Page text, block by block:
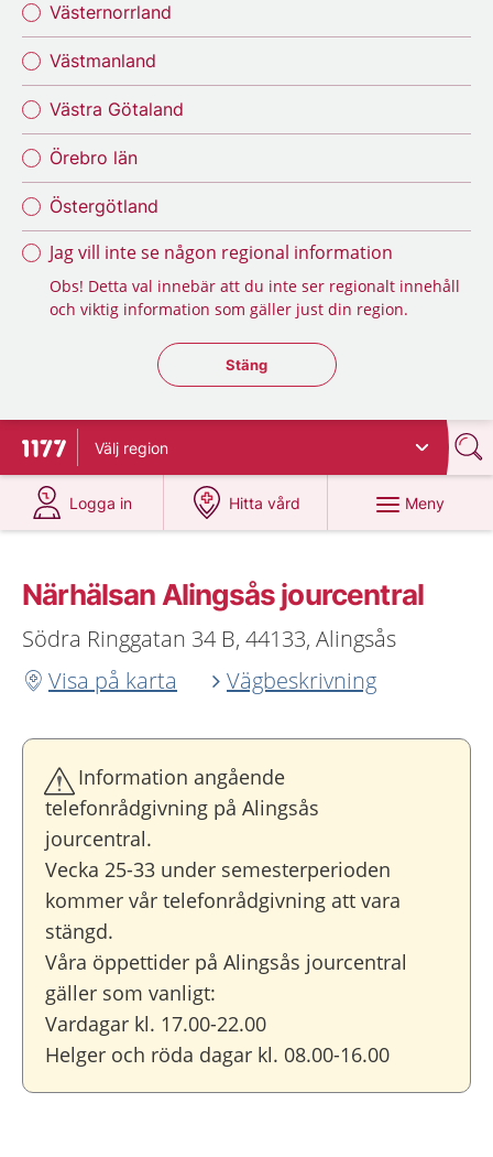
Västernorrland
Västmanland
Västra Götaland
Örebro län
Östergötland
Jag vill inte se någon regional information
Obs! Detta val innebär att du inte ser regionalt innehåll
och viktig information som gäller just din region.
Stäng regionsväljaren
Stäng
Till startsidan för 1177
Välj region
Logga in
på 1177.se
Hitta vård
på 1177.se
Meny
Närhälsan Alingsås jourcentral
Södra Ringgatan 34 B, 44133, Alingsås
Visa på karta
Vägbeskrivning
Information angående
telefonrådgivning på Alingsås
jourcentral.
Vecka 25-33 under semesterperioden
kommer vår telefonrådgivning att vara
stängd.
Våra öppettider på Alingsås jourcentral
gäller som vanligt:
Vardagar kl. 17.00-22.00
Helger och röda dagar kl. 08.00-16.00